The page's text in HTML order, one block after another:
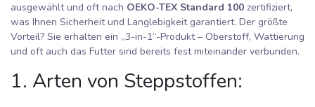
ausgewählt und oft nach OEKO-TEX Standard 100 zertifiziert,
was Ihnen Sicherheit und Langlebigkeit garantiert. Der größte
Vorteil? Sie erhalten ein „3-in-1“-Produkt – Oberstoff, Wattierung
und oft auch das Futter sind bereits fest miteinander verbunden.
1. Arten von Steppstoffen: